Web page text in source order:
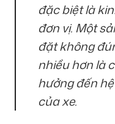
đặc biệt là
đơn vị. Một
đặt không
nhiều hơn là
hưởng đến
của xe.